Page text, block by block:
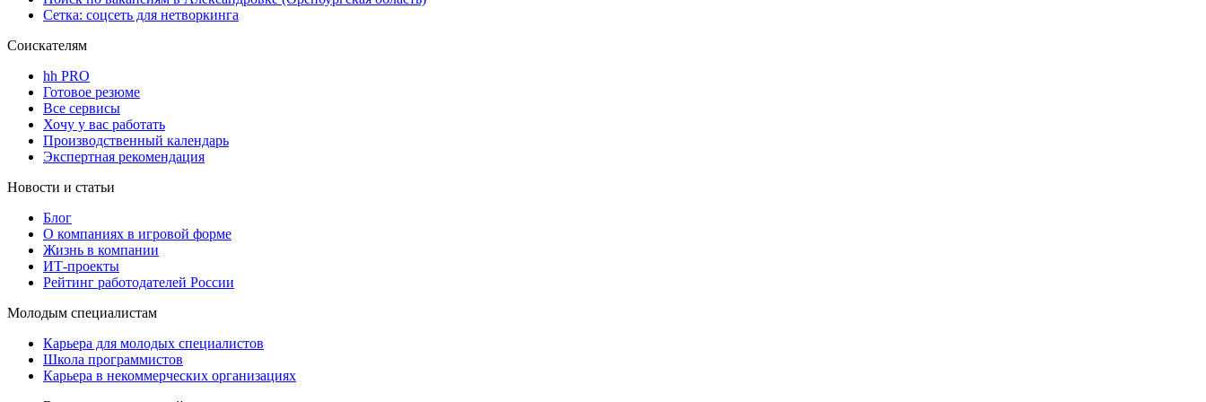
Сетка: соцсеть для нетворкинга
Соискателям
hh PRO
Готовое резюме
Все сервисы
Хочу у вас работать
Производственный календарь
Экспертная рекомендация
Новости и статьи
Блог
О компаниях в игровой форме
Жизнь в компании
ИТ-проекты
Рейтинг работодателей России
Молодым специалистам
Карьера для молодых специалистов
Школа программистов
Карьера в некоммерческих организациях